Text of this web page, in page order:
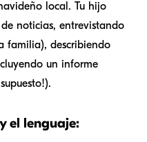
local. Tu hijo
noticias, entrevistando
familia), describiendo
un informe
el lenguaje: